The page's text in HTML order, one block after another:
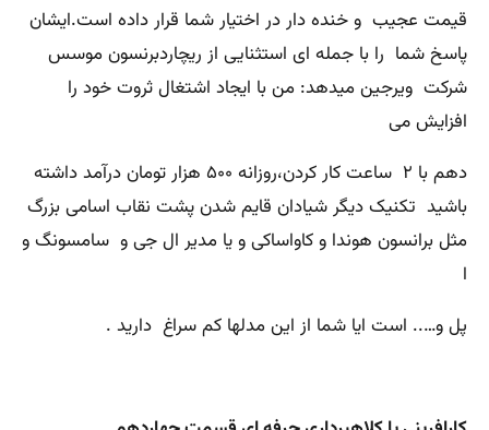
قیمت عجیب و خنده دار در اختیار شما قرار داده است.ایشان
پاسخ شما را با جمله ای استثنایی از ریچاردبرنسون موسس
شرکت ویرجین میدهد: من با ایجاد اشتغال ثروت خود را
افزایش می
دهم با ۲ ساعت کار کردن،روزانه ۵۰۰ هزار تومان درآمد داشته
باشید تکنیک دیگر شیادان قایم شدن پشت نقاب اسامی بزرگ
مثل برانسون هوندا و کاواساکی و یا مدیر ال جی و سامسونگ و
ا
پل و….. است ایا شما از این مدلها کم سراغ دارید .